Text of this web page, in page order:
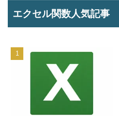
エクセル関数人気記事